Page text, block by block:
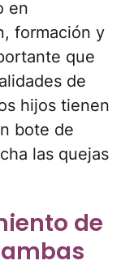
en
formación y
que
de
hijos tienen
bote de
las quejas
de